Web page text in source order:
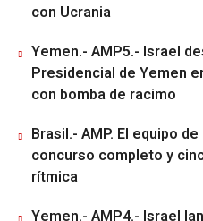
con Ucrania
Yemen.- AMP5.- Israel
Presidencial de Yemen
con bomba de racimo
Brasil.- AMP. El equipo
concurso completo y
rítmica
Yemen.- AMP4.- Israel